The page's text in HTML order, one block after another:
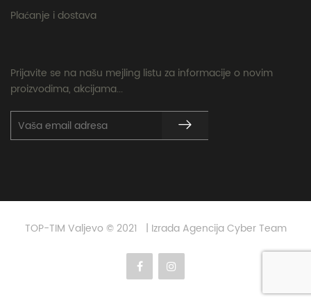
Plaćanje i dostava
Prijavite se na našu mejling listu za informacije o novim
proizvodima, akcijama...
TOP-TIM Valjevo © 2021 | Izrada Agencija Cyber Team